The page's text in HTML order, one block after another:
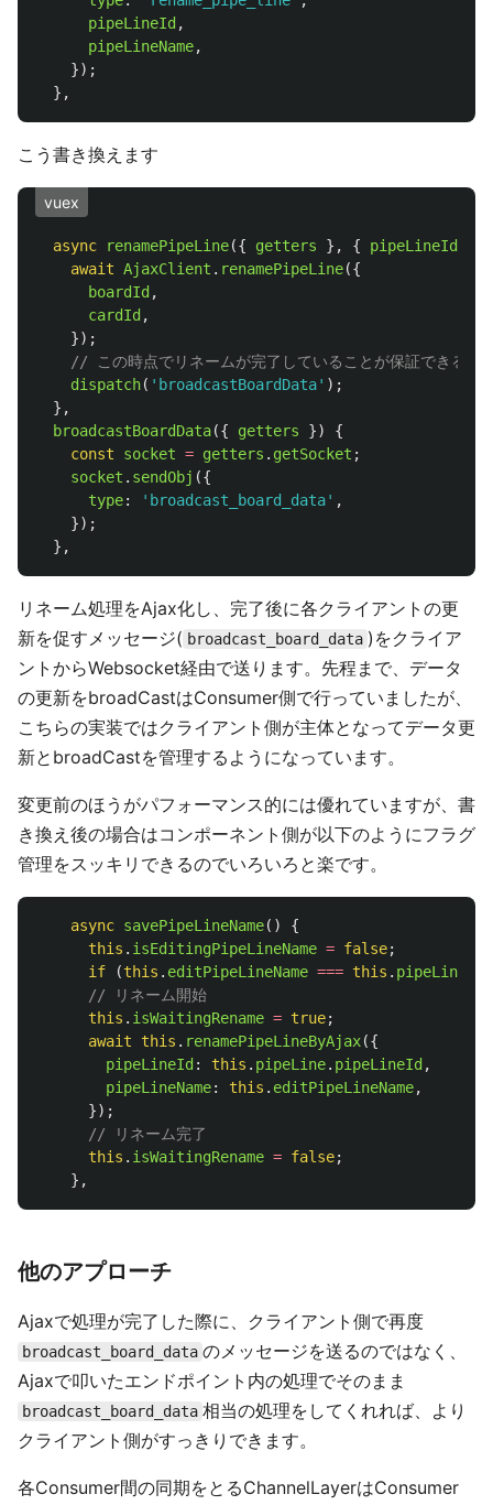
pipeLineId ,
pipeLineName,
});
},
こう書き換えます
vuex
async renamePipeLine({ getters }, { pipeLineId
await AjaxClient . renamePipeLine({
boardId ,
cardId ,
});
// この時点でリネームが完了していることが保証できる。
dispatch( ' broadcastBoardData' );
},
broadcastBoardData({ getters })
{
const
socket = getters . getSocket ;
socket . sendObj ({
type: ' broadcast_board_data' ,
});
},
リネーム処理をAjax化し、完了後に各クライアントの更
新を促すメッセージ( broadcast_board_data )をクライア
ントからWebsocket経由で送ります。先程まで、データ
の更新をbroadCastはConsumer側で行っていましたが、
こちらの実装ではクライアント側が主体となってデータ更
新とbroadCastを管理するようになっています。
変更前のほうがパフォーマンス的には優れていますが、書
き換え後の場合はコンポーネント側が以下のようにフラグ
管理をスッキリできるのでいろいろと楽です。
async savePipeLineName()
{
this . isEditingPipeLineName = false;
if
(this . editPipeLineName === this . pipeLine
// リネーム開始
this . isWaitingRename = true;
await
this . renamePipeLineByAjax({
pipeLineId : this . pipeLine. pipeLineId ,
pipeLineName: this . editPipeLineName,
});
// リネーム完了
this . isWaitingRename = false;
},
他のアプローチ
Ajaxで処理が完了した際に、クライアント側で再度
broadcast_board_data のメッセージを送るのではなく、
Ajaxで叩いたエンドポイント内の処理でそのまま
broadcast_board_data 相当の処理をしてくれれば、より
クライアント側がすっきりできます。
各Consumer間の同期をとるChannelLayerはConsumer